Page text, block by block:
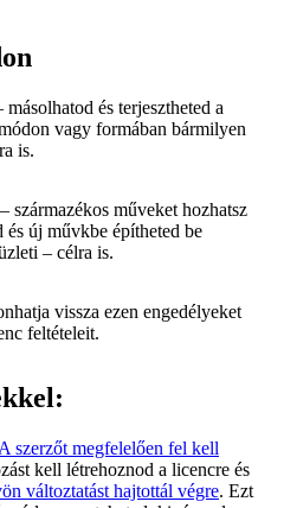
és terjesztheted a
vagy formában bármilyen
is.
származékos műveket hozhatsz
és új művkbe építheted be
– célra is.
vissza ezen engedélyeket
feltételeit.
A szerzőt megfelelően fel kell
kell létrehoznod a licencre és
változtatást hajtottál végre. Ezt